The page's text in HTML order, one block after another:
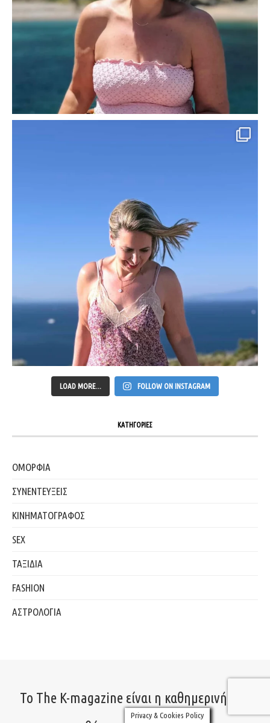
LOAD MORE... FOLLOW ON INSTAGRAM
ΚΑΤΗΓΟΡΙΕΣ
ΟΜΟΡΦΙΑ
ΣΥΝΕΝΤΕΥΞΕΙΣ
ΚΙΝΗΜΑΤΟΓΡΑΦΟΣ
SEX
ΤΑΞΙΔΙΑ
FASHION
ΑΣΤΡΟΛΟΓΙΑ
Το The K-magazine είναι η καθημερινή σου
Privacy & Cookies Policy